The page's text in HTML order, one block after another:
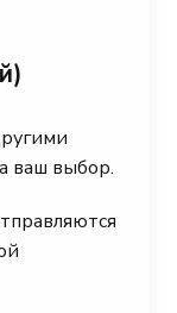
ваш выбор.